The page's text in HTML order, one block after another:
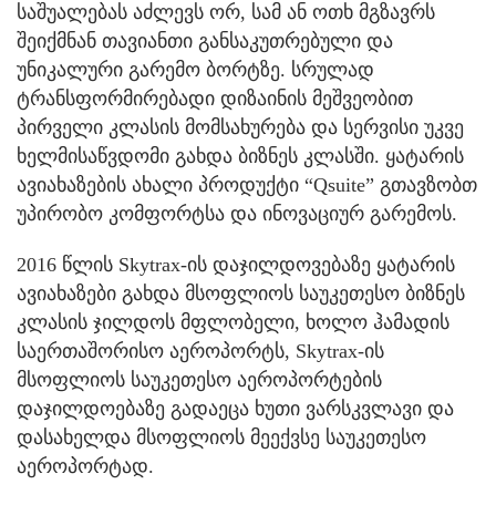
საშუალებას აძლევს ორ, სამ ან ოთხ მგზავრს
შეიქმნან თავიანთი განსაკუთრებული და
უნიკალური გარემო ბორტზე. სრულად
ტრანსფორმირებადი დიზაინის მეშვეობით
პირველი კლასის მომსახურება და სერვისი უკვე
ხელმისაწვდომი გახდა ბიზნეს კლასში. ყატარის
ავიახაზების ახალი პროდუქტი “Qsuite” გთავზობთ
უპირობო კომფორტსა და ინოვაციურ გარემოს.
2016 წლის Skytrax-ის დაჯილდოვებაზე ყატარის
ავიახაზები გახდა მსოფლიოს საუკეთესო ბიზნეს
კლასის ჯილდოს მფლობელი, ხოლო ჰამადის
საერთაშორისო აეროპორტს, Skytrax-ის
მსოფლიოს საუკეთესო აეროპორტების
დაჯილდოებაზე გადაეცა ხუთი ვარსკვლავი და
დასახელდა მსოფლიოს მეექვსე საუკეთესო
აეროპორტად.